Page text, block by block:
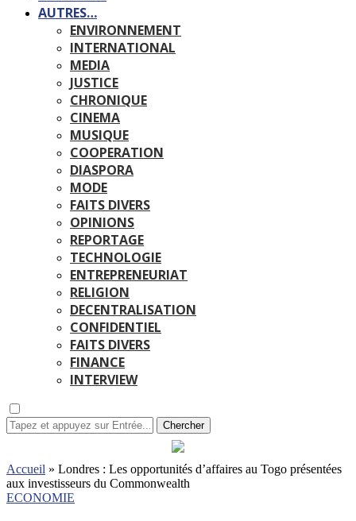
AUTRES…
ENVIRONNEMENT
INTERNATIONAL
MEDIA
JUSTICE
CHRONIQUE
CINEMA
MUSIQUE
COOPERATION
DIASPORA
MODE
FAITS DIVERS
OPINIONS
REPORTAGE
TECHNOLOGIE
ENTREPRENEURIAT
RELIGION
DECENTRALISATION
CONFIDENTIEL
FAITS DIVERS
FINANCE
INTERVIEW
Chercher
Accueil » Londres : Les opportunités d’affaires au Togo présentées
aux investisseurs du Commonwealth
ECONOMIE